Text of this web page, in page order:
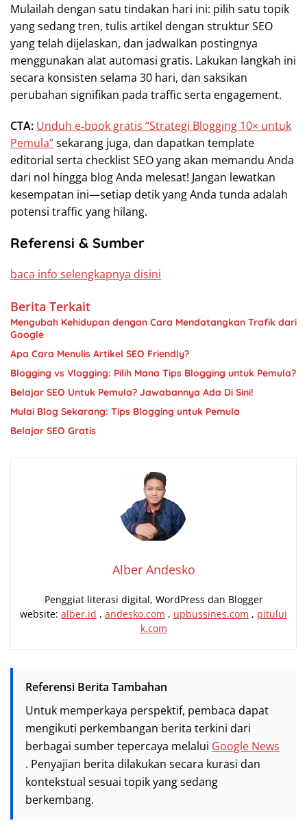
Mulailah dengan satu tindakan hari ini: pilih satu topik
yang sedang tren, tulis artikel dengan struktur SEO
yang telah dijelaskan, dan jadwalkan postingnya
menggunakan alat automasi gratis. Lakukan langkah ini
secara konsisten selama 30 hari, dan saksikan
perubahan signifikan pada traffic serta engagement.
CTA: Unduh e‑book gratis “Strategi Blogging 10× untuk
Pemula”sekarang juga, dan dapatkan template
editorial serta checklist SEO yang akan memandu Anda
dari nol hingga blog Anda melesat! Jangan lewatkan
kesempatan ini—setiap detik yang Anda tunda adalah
potensi traffic yang hilang.
Referensi & Sumber
baca info selengkapnya disini
Berita Terkait
Mengubah Kehidupan dengan Cara Mendatangkan Trafik dari
Google
Apa Cara Menulis Artikel SEO Friendly?
Blogging vs Vlogging: Pilih Mana Tips Blogging untuk Pemula?
Belajar SEO Untuk Pemula? Jawabannya Ada Di Sini!
Mulai Blog Sekarang: Tips Blogging untuk Pemula
Belajar SEO Gratis
Alber Andesko
Penggiat literasi digital, WordPress dan Blogger
website: alber.id , andesko.com , upbussines.com , pitului
k.com
Referensi Berita Tambahan
Untuk memperkaya perspektif, pembaca dapat
mengikuti perkembangan berita terkini dari
berbagai sumber tepercaya melalui Google News
. Penyajian berita dilakukan secara kurasi dan
kontekstual sesuai topik yang sedang
berkembang.